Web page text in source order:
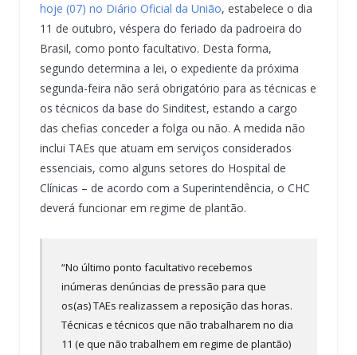
hoje (07) no Diário Oficial da União, estabelece o dia
11 de outubro, véspera do feriado da padroeira do
Brasil, como ponto facultativo. Desta forma,
segundo determina a lei, o expediente da próxima
segunda-feira não será obrigatório para as técnicas e
os técnicos da base do Sinditest, estando a cargo
das chefias conceder a folga ou não. A medida não
inclui TAEs que atuam em serviços considerados
essenciais, como alguns setores do Hospital de
Clínicas – de acordo com a Superintendência, o CHC
deverá funcionar em regime de plantão.
“No último ponto facultativo recebemos
inúmeras denúncias de pressão para que
os(as) TAEs realizassem a reposição das horas.
Técnicas e técnicos que não trabalharem no dia
11 (e que não trabalhem em regime de plantão)